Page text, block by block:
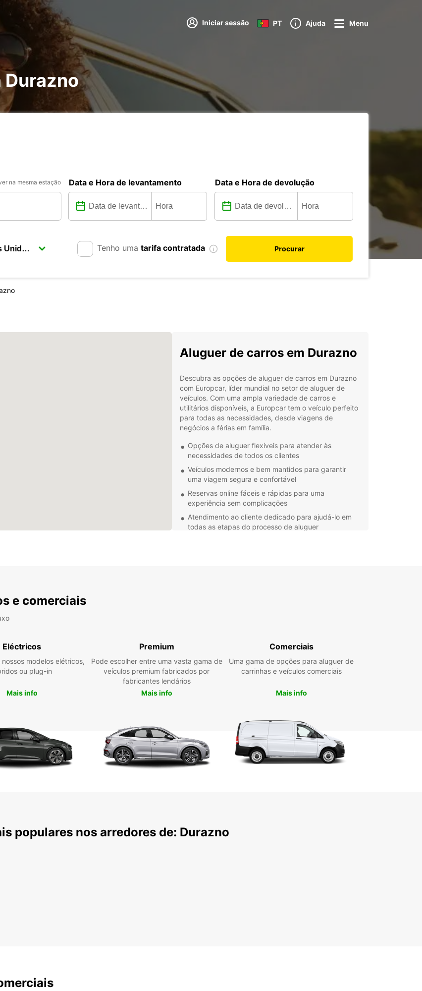
Iniciar sessão PT Ajuda Menu
na mesma estação Data e Hora de levantamento Data e Hora de devolução
Tenho uma tarifa contratada Procurar
Aluguer de carros em Durazno
Descubra as opções de aluguer de carros em Durazno
com Europcar, líder mundial no setor de aluguer de
veículos. Com uma ampla variedade de carros e
utilitários disponíveis, a Europcar tem o veículo perfeito
para todas as necessidades, desde viagens de
negócios a férias em família.
Opções de aluguer flexíveis para atender às
necessidades de todos os clientes
Veículos modernos e bem mantidos para garantir
uma viagem segura e confortável
Reservas online fáceis e rápidas para uma
experiência sem complicações
Atendimento ao cliente dedicado para ajudá-lo em
todas as etapas do processo de aluguer
e comerciais
Eléctricos
modelos elétricos,
ou plug-in
Mais info
Premium
Pode escolher entre uma vasta gama de
veículos premium fabricados por
fabricantes lendários
Mais info
Comerciais
Uma gama de opções para aluguer de
carrinhas e veículos comerciais
Mais info
populares nos arredores de: Durazno